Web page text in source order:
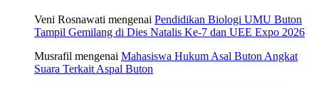
Veni Rosnawati mengenai Pendidikan Biologi UMU Buton
Tampil Gemilang di Dies Natalis Ke-7 dan UEE Expo 2026
Musrafil mengenai Mahasiswa Hukum Asal Buton Angkat
Suara Terkait Aspal Buton